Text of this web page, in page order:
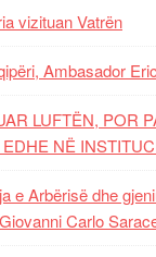
vizituan Vatrën
Ambasador
LUFTËN, POR
NË
e Arbërisë dhe
Carlo